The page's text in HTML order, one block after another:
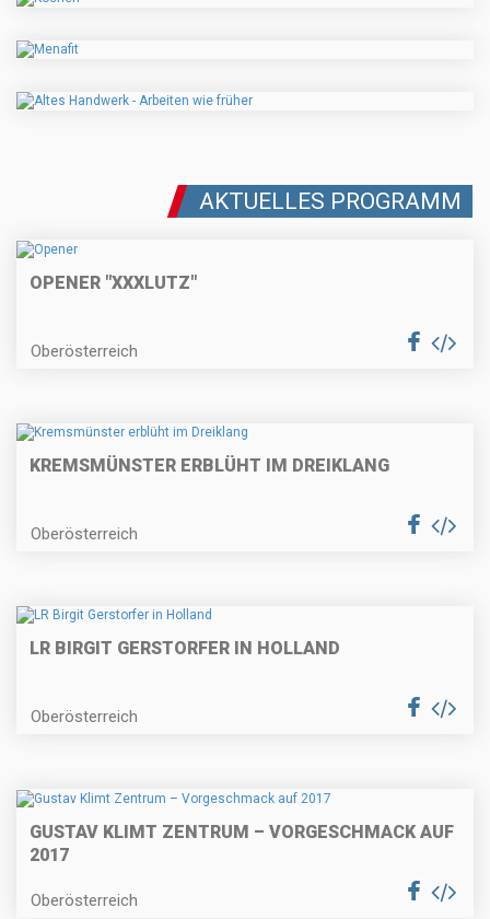
AKTUELLES PROGRAMM
OPENER "XXXLUTZ"
Oberösterreich
KREMSMÜNSTER ERBLÜHT IM DREIKLANG
Oberösterreich
LR BIRGIT GERSTORFER IN HOLLAND
Oberösterreich
GUSTAV KLIMT ZENTRUM – VORGESCHMACK AUF
2017
Oberösterreich